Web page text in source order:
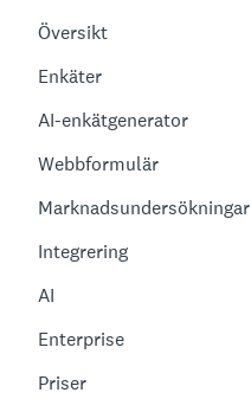
Översikt
Enkäter
AI-enkätgenerator
Webbformulär
Marknadsundersökningar
Integrering
AI
Enterprise
Priser